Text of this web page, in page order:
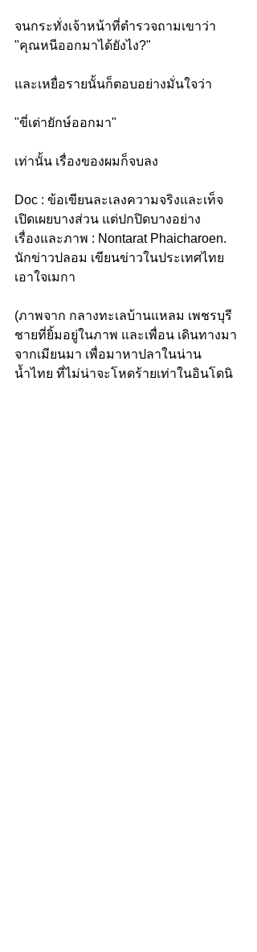
จนกระทั่งเจ้าหน้าที่ตำรวจถามเขาว่า
"คุณหนีออกมาได้ยังไง?"
และเหยื่อรายนั้นก็ตอบอย่างมั่นใจว่า
"ขี่เต่ายักษ์ออกมา"
เท่านั้น เรื่องของผมก็จบลง
Doc : ข้อเขียนละเลงความจริงและเท็จ
เปิดเผยบางส่วน แต่ปกปิดบางอย่าง
เรื่องและภาพ : Nontarat Phaicharoen.
นักข่าวปลอม เขียนข่าวในประเทศไทย
เอาใจเมกา
(ภาพจาก กลางทะเลบ้านแหลม เพชรบุรี
ชายที่ยิ้มอยู่ในภาพ และเพื่อน เดินทางมา
จากเมียนมา เพื่อมาหาปลาในน่าน
น้ำไทย ที่ไม่น่าจะโหดร้ายเท่าในอินโดนิ